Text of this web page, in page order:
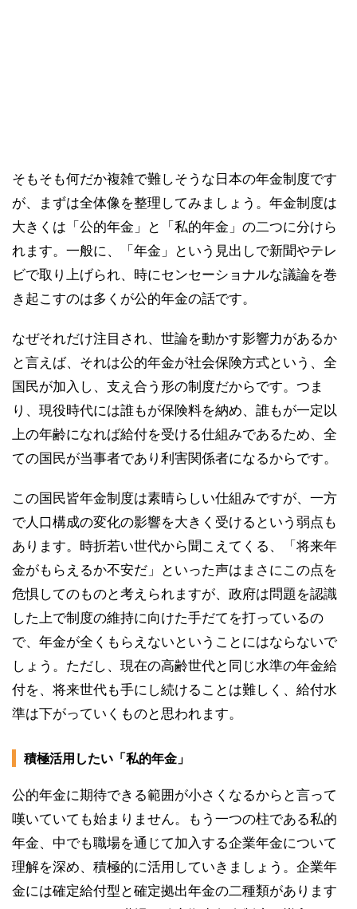
そもそも何だか複雑で難しそうな日本の年金制度です
が、まずは全体像を整理してみましょう。年金制度は
大きくは「公的年金」と「私的年金」の二つに分けら
れます。一般に、「年金」という見出しで新聞やテレ
ビで取り上げられ、時にセンセーショナルな議論を巻
き起こすのは多くが公的年金の話です。
なぜそれだけ注目され、世論を動かす影響力があるか
と言えば、それは公的年金が社会保険方式という、全
国民が加入し、支え合う形の制度だからです。つま
り、現役時代には誰もが保険料を納め、誰もが一定以
上の年齢になれば給付を受ける仕組みであるため、全
ての国民が当事者であり利害関係者になるからです。
この国民皆年金制度は素晴らしい仕組みですが、一方
で人口構成の変化の影響を大きく受けるという弱点も
あります。時折若い世代から聞こえてくる、「将来年
金がもらえるか不安だ」といった声はまさにこの点を
危惧してのものと考えられますが、政府は問題を認識
した上で制度の維持に向けた手だてを打っているの
で、年金が全くもらえないということにはならないで
しょう。ただし、現在の高齢世代と同じ水準の年金給
付を、将来世代も手にし続けることは難しく、給付水
準は下がっていくものと思われます。
積極活用したい「私的年金」
公的年金に期待できる範囲が小さくなるからと言って
嘆いていても始まりません。もう一つの柱である私的
年金、中でも職場を通じて加入する企業年金について
理解を深め、積極的に活用していきましょう。企業年
金には確定給付型と確定拠出年金の二種類があります